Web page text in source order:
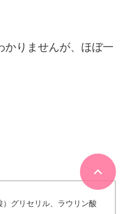
かりませんが、ほぼ一
グリセリル、ラウリン酸